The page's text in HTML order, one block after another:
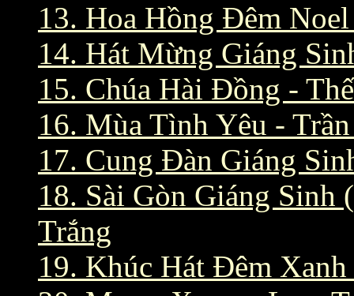
13. Hoa Hồng Đêm
14. Hát Mừng Giáng
15. Chúa Hài Đồng -
16. Mùa Tình Yêu -
17. Cung Đàn Giáng
18. Sài Gòn Giáng Sinh
Trắng
19. Khúc Hát Đêm